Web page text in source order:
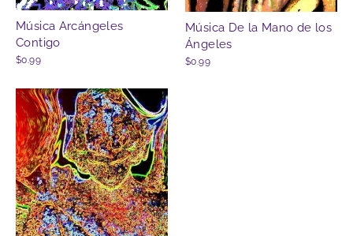
Música Arcángeles
Contigo
$0.99
Música De la Mano de los
Ángeles
$0.99